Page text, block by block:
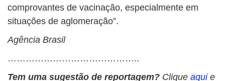
comprovantes de vacinação, especialmente em
situações de aglomeração”.
Agência Brasil
……………………………………..
Tem uma sugestão de reportagem? Clique aqui e